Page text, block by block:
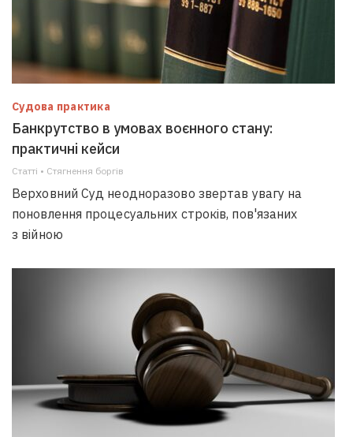
Судова практика
Банкрутство в умовах воєнного стану:
практичні кейси
Статті • Стягнення боргiв
Верховний Суд неодноразово звертав увагу на
поновлення процесуальних строків, пов'язаних
з війною